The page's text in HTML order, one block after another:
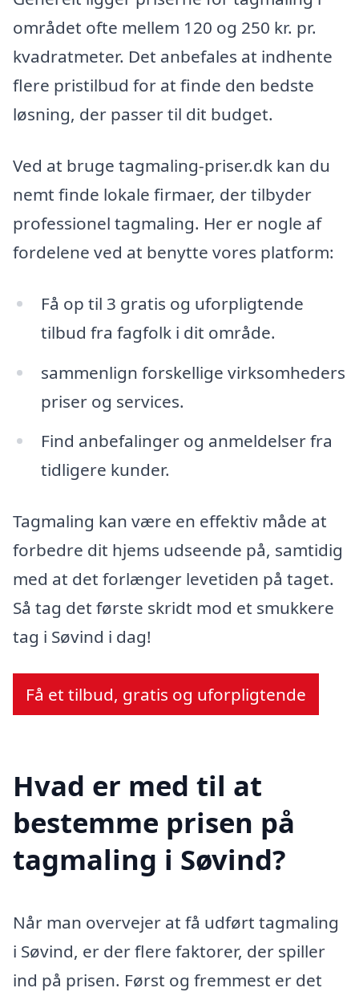
området ofte mellem 120 og 250 kr. pr.
kvadratmeter. Det anbefales at indhente
flere pristilbud for at finde den bedste
løsning, der passer til dit budget.
Ved at bruge tagmaling-priser.dk kan du
nemt finde lokale firmaer, der tilbyder
professionel tagmaling. Her er nogle af
fordelene ved at benytte vores platform:
Få op til 3 gratis og uforpligtende
tilbud fra fagfolk i dit område.
sammenlign forskellige virksomheders
priser og services.
Find anbefalinger og anmeldelser fra
tidligere kunder.
Tagmaling kan være en effektiv måde at
forbedre dit hjems udseende på, samtidig
med at det forlænger levetiden på taget.
Så tag det første skridt mod et smukkere
tag i Søvind i dag!
Få et tilbud, gratis og uforpligtende
Hvad er med til at
bestemme prisen på
tagmaling i Søvind?
Når man overvejer at få udført tagmaling
i Søvind, er der flere faktorer, der spiller
ind på prisen. Først og fremmest er det